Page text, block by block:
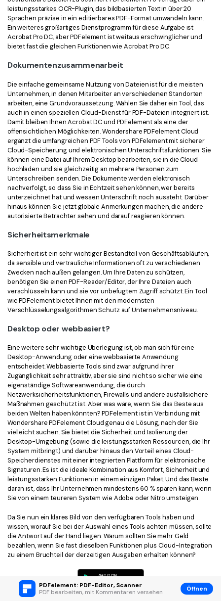
PDFelement: PDF-Editor, Scanner
PDF bearbeiten, mit Kommentaren versehen
Öffnen
leistungsstarkes OCR-Plugin, das bildbasierten Text in über 20
Sprachen präzise in ein editierbares PDF-Format umwandeln kann.
Ein weiteres großartiges Dienstprogramm für diese Aufgabe ist
Acrobat Pro DC, aber PDFelement ist weitaus erschwinglicher und
bietet fast die gleichen Funktionen wie Acrobat Pro DC.
Dokumentenzusammenarbeit
Die einfache gemeinsame Nutzung von Dateien ist für die meisten
Unternehmen, in denen Mitarbeiter an verschiedenen Standorten
arbeiten, eine Grundvoraussetzung. Wählen Sie daher ein Tool, das
auch in einen speziellen Cloud-Dienst für PDF-Dateien integriert ist.
Damit bleiben Ihnen Acrobat DC und PDFelement als eine der
offensichtlichen Möglichkeiten. Wondershare PDFelement Cloud
ergänzt die umfangreichen PDF Tools von PDFelement mit sicherer
Cloud-Speicherung und elektronischen Unterschriftsfunktionen. Sie
können eine Datei auf Ihrem Desktop bearbeiten, sie in die Cloud
hochladen und sie gleichzeitig an mehrere Personen zum
Unterschreiben senden. Die Dokumente werden elektronisch
nachverfolgt, so dass Sie in Echtzeit sehen können, wer bereits
unterzeichnet hat und wessen Unterschrift noch aussteht. Darüber
hinaus können Sie jetzt globale Anmerkungen machen, die andere
autorisierte Betrachter sehen und darauf reagieren können.
Sicherheitsmerkmale
Sicherheit ist ein sehr wichtiger Bestandteil von Geschäftsabläufen,
da sensible und vertrauliche Informationen oft zu verschiedenen
Zwecken nach außen gelangen. Um Ihre Daten zu schützen,
benötigen Sie einen PDF-Reader/Editor, der Ihre Dateien auch
verschlüsseln kann und sie vor unbefugtem Zugriff schützt. Ein Tool
wie PDFelement bietet Ihnen mit den modernsten
Verschlüsselungsalgorithmen Schutz auf Unternehmensniveau.
Desktop oder webbasiert?
Eine weitere sehr wichtige Überlegung ist, ob man sich für eine
Desktop-Anwendung oder eine webbasierte Anwendung
entscheidet. Webbasierte Tools sind zwar aufgrund ihrer
Zugänglichkeit sehr attraktiv, aber sie sind nicht so sicher wie eine
eigenständige Softwareanwendung, die durch
Netzwerksicherheitsfunktionen, Firewalls und andere ausfallsichere
Maßnahmen geschützt ist. Aber was wäre, wenn Sie das Beste aus
beiden Welten haben könnten? PDFelement ist in Verbindung mit
Wondershare PDFelement Cloud genau die Lösung, nach der Sie
vielleicht suchen. Sie bietet die Sicherheit und Isolierung der
Desktop-Umgebung (sowie die leistungsstarken Ressourcen, die Ihr
System mitbringt) und darüber hinaus den Vorteil eines Cloud-
Speicherdienstes mit einer integrierten Plattform für elektronische
Signaturen. Es ist die ideale Kombination aus Komfort, Sicherheit und
leistungsstarken Funktionen in einem einzigen Paket. Und das Beste
daran ist, dass Ihr Unternehmen mindestens 60 % sparen kann, wenn
Sie von einem teureren System wie Adobe oder Nitro umsteigen.
Da Sie nun ein klares Bild von den verfügbaren Tools haben und
wissen, worauf Sie bei der Auswahl eines Tools achten müssen, sollte
die Antwort auf der Hand liegen. Warum sollten Sie mehr Geld
bezahlen, wenn Sie fast dieselben Funktionen plus Cloud-Integration
zu einem Bruchteil der derzeitigen Ausgaben erhalten können?